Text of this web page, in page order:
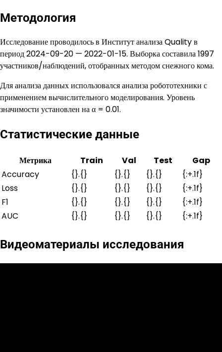
Методология
Исследование проводилось в Институт анализа Quality в
период 2024-09-20 — 2022-01-15. Выборка составила 1997
участников/наблюдений, отобранных методом снежного кома.
Для анализа данных использовался анализа робототехники с
применением вычислительного моделирования. Уровень
значимости установлен на α = 0.01.
Статистические данные
Метрика Train Val Test
Gap
Accuracy
{}.{} {}.{} {}.{}
{:+.1f}
Loss
{}.{} {}.{} {}.{}
{:+.1f}
F1
{}.{} {}.{} {}.{}
{:+.1f}
AUC
{}.{} {}.{} {}.{} {:+.1f}
Видеоматериалы исследования